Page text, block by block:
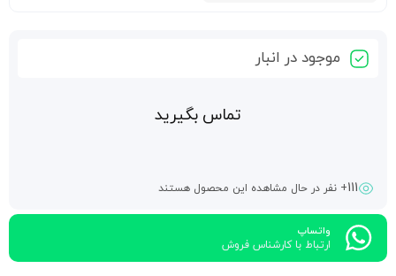
موجود در انبار
تماس بگیرید
111+ نفر در حال مشاهده این محصول هستند
واتساپ
ارتباط با کارشناس فروش